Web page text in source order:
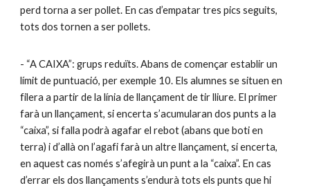
perd torna a ser pollet. En cas d’empatar tres pics seguits,
tots dos tornen a ser pollets.
- “A CAIXA”: grups reduïts. Abans de començar establir un
límit de puntuació, per exemple 10. Els alumnes se situen en
filera a partir de la línia de llançament de tir lliure. El primer
farà un llançament, si encerta s’acumularan dos punts a la
“caixa”, si falla podrà agafar el rebot (abans que boti en
terra) i d’allà on l’agafi farà un altre llançament, si encerta,
en aquest cas només s’afegirà un punt a la “caixa”. En cas
d’errar els dos llançaments s’endurà tots els punts que hi